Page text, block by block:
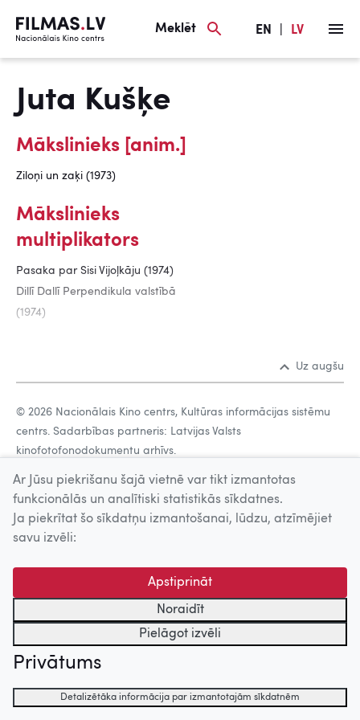
Meklēt EN LV
Juta Kušķe
Mākslinieks [anim.]
Ziloņi un zaķi (1973)
Mākslinieks
multiplikators
Pasaka par Sisi Vijoļkāju (1974)
Dillī Dallī Perpendikula valstībā
(1974)
Uz augšu
© 2026 Nacionālais Kino centrs, Kultūras informācijas sistēmu
centrs. Sadarbības partneris: Latvijas Valsts
kinofotofonodokumentu arhīvs.
Ar Jūsu piekrišanu šajā vietnē var tikt izmantotas
funkcionālās un analītiski statistikās sīkdatnes.
Ja piekrītat šo sīkdatņu izmantošanai, lūdzu, atzīmējiet
savu izvēli:
Apstiprināt
Noraidīt
Pielāgot izvēli
Privātums
Detalizētāka informācija par izmantotajām sīkdatnēm